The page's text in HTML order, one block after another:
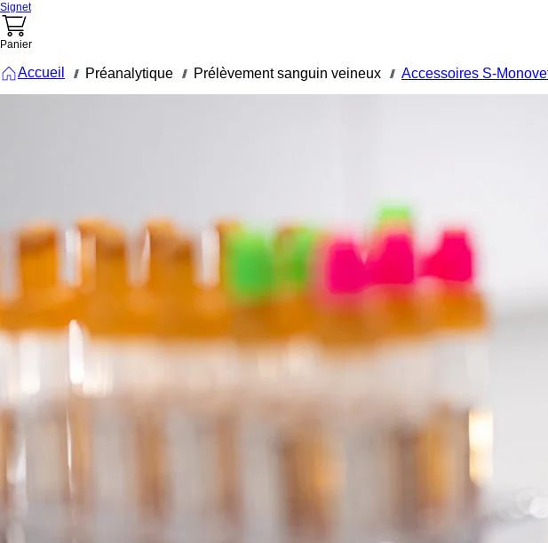
Signet
Panier
Accueil /// Préanalytique /// Prélèvement sanguin veineux /// Accessoires S-